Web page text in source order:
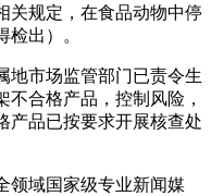
关规定，在食品动物中停
出）。
市场监管部门已责令生
合格产品，控制风险，
产品已按要求开展核查处
域国家级专业新闻媒